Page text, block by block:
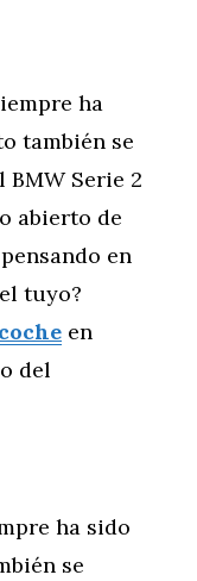
ha
también se
Serie 2
abierto de
en
tuyo?
en
del
ha sido
se